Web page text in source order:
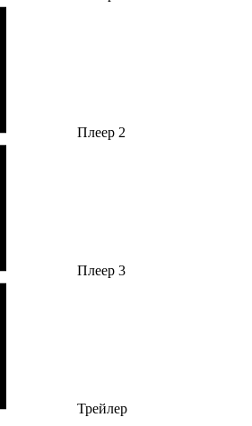
Плеер 2
Плеер 3
Трейлер